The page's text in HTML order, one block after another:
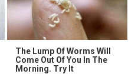
The Lump Of Worms Will
Come Out Of You In The
Morning. Try It